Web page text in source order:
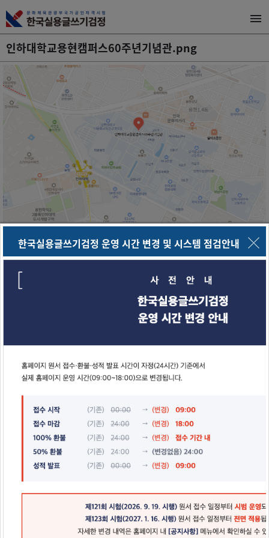
인하대학교용현캠퍼스60주년기념관.png
한국실용글쓰기검정 운영 시간 변경 및 시스템 점검안내